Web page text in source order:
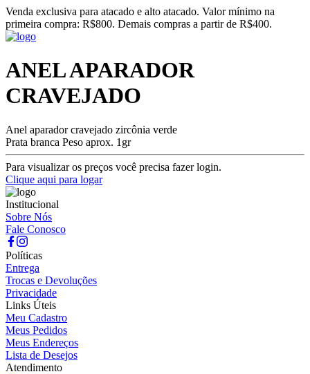
Venda exclusiva para atacado e alto atacado. Valor mínimo na
primeira compra: R$800. Demais compras a partir de R$400.
ANEL APARADOR
CRAVEJADO
Anel aparador cravejado zircônia verde
Prata branca Peso aprox. 1gr
Para visualizar os preços você precisa fazer login.
Clique aqui para logar
Institucional
Sobre Nós
Fale Conosco
Políticas
Entrega
Trocas e Devoluções
Privacidade
Links Úteis
Meu Cadastro
Meus Pedidos
Meus Endereços
Lista de Desejos
Atendimento